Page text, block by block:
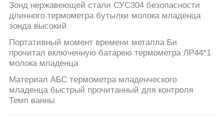
Зонд нержавеющей стали СУС304 безопасности
длинного термометра бутылки молока младенца
зонда высокий
Портативный момент времени металла Би
прочитал включенную батарею термометра ЛР44*1
молока младенца
Материал АБС термометра младенческого
младенца быстрый прочитанный для контроля
Темп ванны